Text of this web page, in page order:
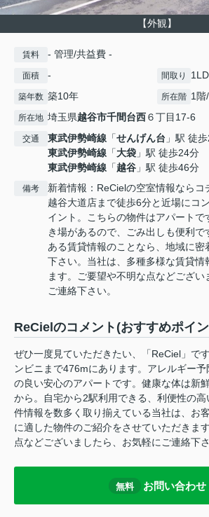
【外観】
賃料 - 管理/共益費 -
面積 - 間取り
築年数 築10年 所在階 1階
所在地 埼玉県越谷市千間台西６丁目17-6
交通 東武伊勢崎線 「せんげん台 」駅 徒
東武伊勢崎線 「大袋 」駅 徒歩24分
東武伊勢崎線 「越谷 」駅 徒歩46分
備考
新着情報：ReCielの空室情報ならコ
越谷大道店まで徒歩6分と近場にコ
イント。こちらの物件はアパートで
き場があるので、ごみ出しも便利で
ある賃貸情報のことなら、地域に密
下さい。当社は、多種多様な賃貸情
ます。ご要望や不明な点などござい
ご連絡下さい。
ReCielのコメント(おすすめポイ
ぜひ一度見ていただきたい、「ReCiel」で
ンビニまで476mにあります。アレルギー
の良い安心のアパートです。健康な体は新
から。自宅から2駅利用できる、利便性の
件情報を数多く取り揃えている当社は、お
に適した物件のご紹介をさせていただきま
点などございましたら、お気軽にご連絡下さ
無料 お問い合わせ